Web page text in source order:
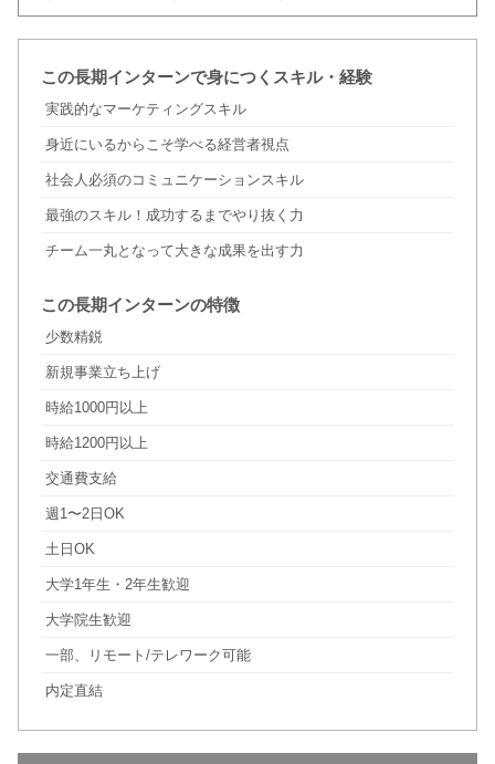
この長期インターンで身につくスキル・経験
実践的なマーケティングスキル
身近にいるからこそ学べる経営者視点
社会人必須のコミュニケーションスキル
最強のスキル！成功するまでやり抜く力
チーム一丸となって大きな成果を出す力
この長期インターンの特徴
少数精鋭
新規事業立ち上げ
時給1000円以上
時給1200円以上
交通費支給
週1〜2日OK
土日OK
大学1年生・2年生歓迎
大学院生歓迎
一部、リモート/テレワーク可能
内定直結